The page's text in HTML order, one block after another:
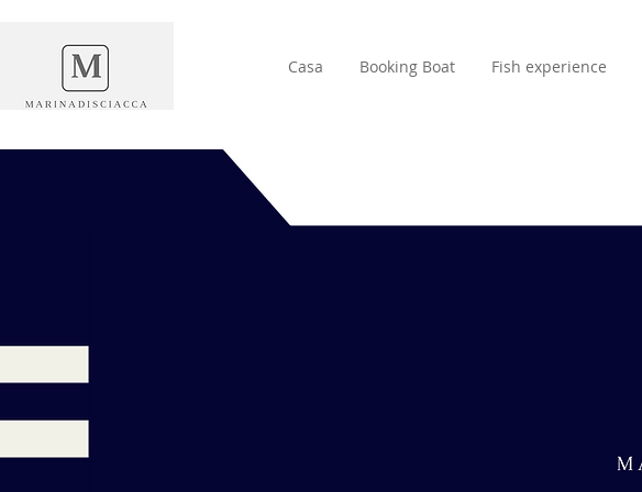
Casa Booking Boat Fish experience